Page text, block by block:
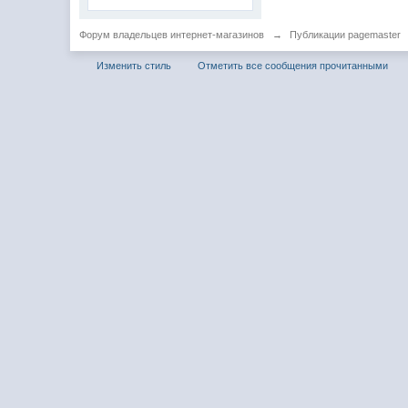
Форум владельцев интернет-магазинов → Публикации pagemaster
Изменить стиль Отметить все сообщения прочитанными